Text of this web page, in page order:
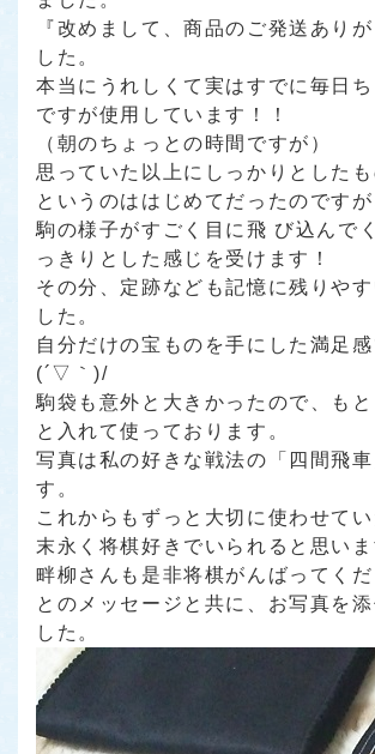
『改めまして、商品のご発送あり
した。
本当にうれしくて実はすでに毎日
ですが使用しています！！
（朝のちょっとの時間ですが）
思っていた以上にしっかりとした
というのははじめてだったのですが
駒の様子がすごく目に飛 び込んで
っきりとした感じを受けます！
その分、定跡なども記憶に残りや
した。
自分だけの宝ものを手にした満足感
(´▽｀)/
駒袋も意外と大きかったので、も
と入れて使っております。
写真は私の好きな戦法の「四間飛
す。
これからもずっと大切に使わせてい
末永く将棋好きでいられると思いま
畔柳さんも是非将棋がんばってくだ
とのメッセージと共に、お写真を
した。